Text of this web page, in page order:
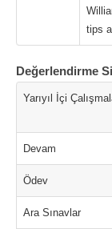
tips
Değerlendirme
Yarıyıl İçi
Devam
Ödev
Ara Sınavlar